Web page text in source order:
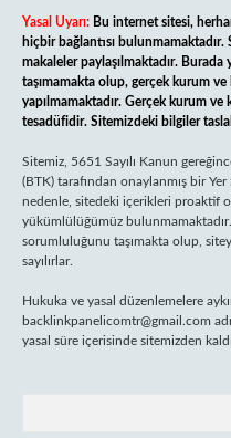
Yasal Uyarı: Bu internet sitesi,
hiçbir bağlantısı bulunmamaktadır.
makaleler paylaşılmaktadır.
taşımamakta olup, gerçek kurum ve
yapılmamaktadır. Gerçek kurum
tesadüfidir. Sitemizdeki bilgiler
Sitemiz, 5651 Sayılı Kanun
(BTK) tarafından onaylanmış bir
nedenle, sitedeki içerikleri proaktif
yükümlülüğümüz
sorumluluğunu taşımakta olup,
sayılırlar.
Hukuka ve yasal düzenlemelere
backlinkpanelicomtr@gmail.com
yasal süre içerisinde sitemizden